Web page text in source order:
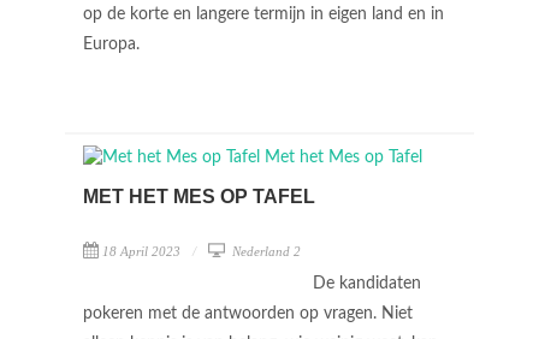
op de korte en langere termijn in eigen land en in
Europa.
MET HET MES OP TAFEL
18 April 2023 Nederland 2
De kandidaten
pokeren met de antwoorden op vragen. Niet